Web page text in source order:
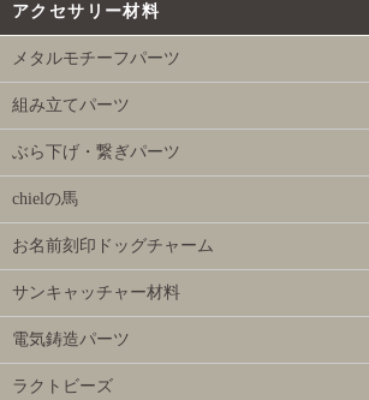
アクセサリー材料
メタルモチーフパーツ
組み立てパーツ
ぶら下げ・繋ぎパーツ
chielの馬
お名前刻印ドッグチャーム
サンキャッチャー材料
電気鋳造パーツ
ラクトビーズ